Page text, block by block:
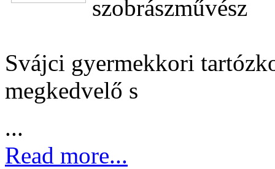
szobrászművész
Svájci gyermekkori
megkedvelő s
...
Read more...